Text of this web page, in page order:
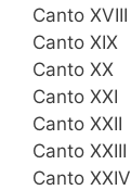
Canto XVIII
Canto XIX
Canto XX
Canto XXI
Canto XXII
Canto XXIII
Canto XXIV